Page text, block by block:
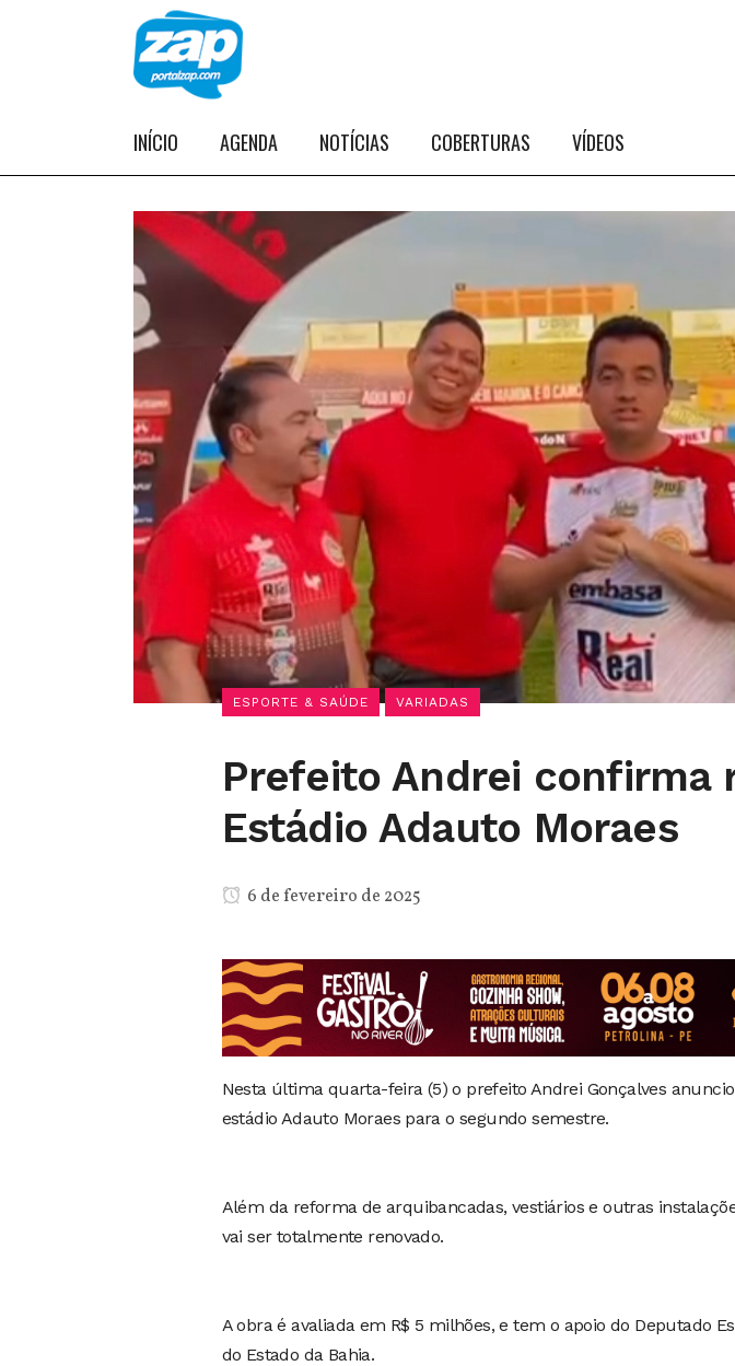
INÍCIO AGENDA NOTÍCIAS COBERTURAS VÍDEOS
ESPORTE & SAÚDE VARIADAS
Prefeito Andrei confirma
Estádio Adauto Moraes
6 de fevereiro de 2025
Nesta última quarta-feira (5) o prefeito Andrei Gonçalves
estádio Adauto Moraes para o segundo semestre.
Além da reforma de arquibancadas, vestiários e outras
vai ser totalmente renovado.
A obra é avaliada em R$ 5 milhões, e tem o apoio do Deputado
do Estado da Bahia.